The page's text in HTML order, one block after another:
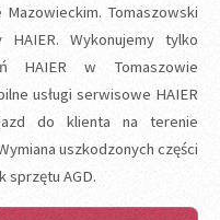
Tomaszowski
Wykonujemy tylko
HAIER w Tomaszowie
usługi serwisowe HAIER
do klienta na terenie
uszkodzonych części
sprzętu AGD.